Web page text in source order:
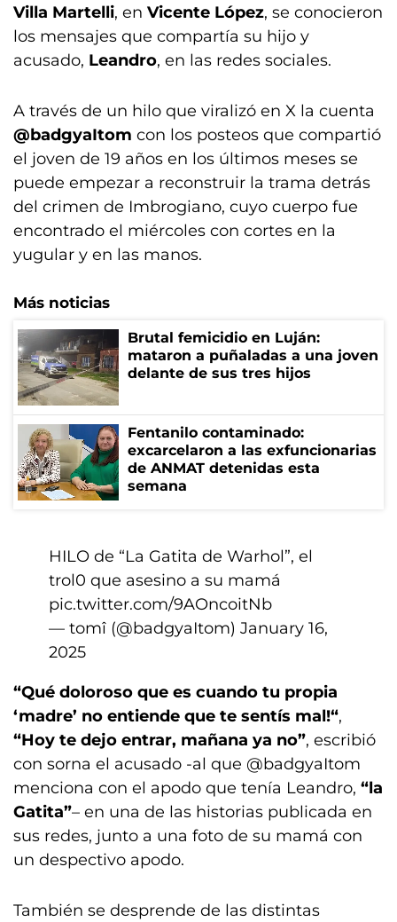
Villa Martelli, en Vicente López, se conocieron
los mensajes que compartía su hijo y
acusado, Leandro, en las redes sociales.
A través de un hilo que viralizó en X la cuenta
@badgyaItom con los posteos que compartió
el joven de 19 años en los últimos meses se
puede empezar a reconstruir la trama detrás
del crimen de Imbrogiano, cuyo cuerpo fue
encontrado el miércoles con cortes en la
yugular y en las manos.
Más noticias
Brutal femicidio en Luján:
mataron a puñaladas a una joven
delante de sus tres hijos
Fentanilo contaminado:
excarcelaron a las exfuncionarias
de ANMAT detenidas esta
semana
HILO de “La Gatita de Warhol”, el
trol0 que asesino a su mamá
pic.twitter.com/9AOncoitNb
— tomî (@badgyaItom) January 16,
2025
“Qué doloroso que es cuando tu propia
‘madre’ no entiende que te sentís mal!“,
“Hoy te dejo entrar, mañana ya no”, escribió
con sorna el acusado -al que @badgyaItom
menciona con el apodo que tenía Leandro, “la
Gatita”– en una de las historias publicada en
sus redes, junto a una foto de su mamá con
un despectivo apodo.
También se desprende de las distintas